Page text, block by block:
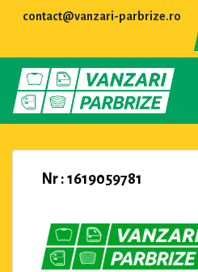
contact@vanzari-parbrize.ro
Nr : 1619059781